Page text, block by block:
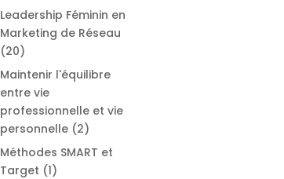
Leadership Féminin en
Marketing de Réseau
(20)
Maintenir l'équilibre
entre vie
professionnelle et vie
personnelle(2)
Méthodes SMART et
Target (1)